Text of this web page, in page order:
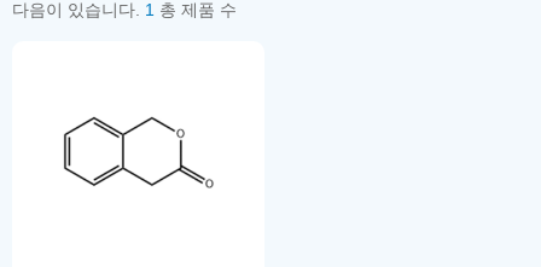
다음이 있습니다. 1 총 제품 수